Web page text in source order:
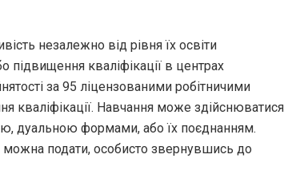
незалежно від рівня їх освіти
підвищення кваліфікації в центрах
за 95 ліцензованими робітничими
кваліфікації. Навчання може здійснюватися
дуальною формами, або їх поєднанням.
можна подати, особисто звернувшись до